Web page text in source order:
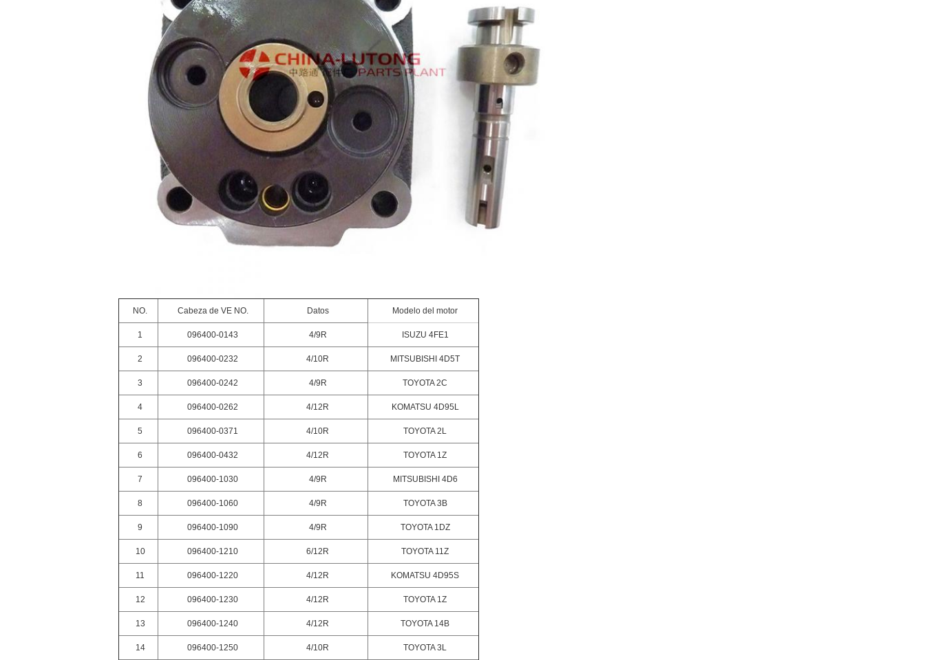
NO. Cabeza de VE NO. Datos Modelo del motor
1 096400-0143 4/9R ISUZU 4FE1
2 096400-0232 4/10R MITSUBISHI 4D5T
3 096400-0242 4/9R TOYOTA 2C
4 096400-0262 4/12R KOMATSU 4D95L
5 096400-0371 4/10R TOYOTA 2L
6 096400-0432 4/12R TOYOTA 1Z
7 096400-1030 4/9R MITSUBISHI 4D6
8 096400-1060 4/9R TOYOTA 3B
9 096400-1090 4/9R TOYOTA 1DZ
10 096400-1210 6/12R TOYOTA 11Z
11 096400-1220 4/12R KOMATSU 4D95S
12 096400-1230 4/12R TOYOTA 1Z
13 096400-1240 4/12R TOYOTA 14B
14 096400-1250 4/10R TOYOTA 3L